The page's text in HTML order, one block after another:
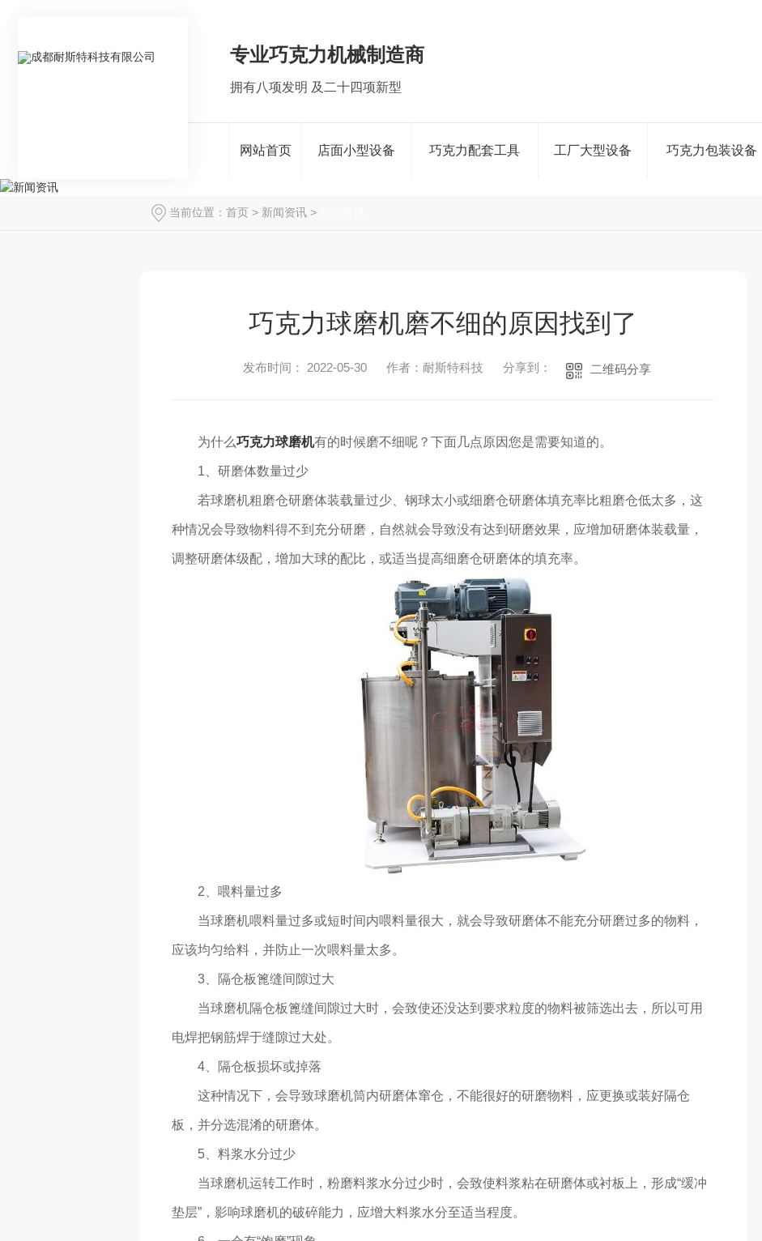
专业巧克力机械制造商
拥有八项发明 及二十四项新型
网站首页 店面小型设备 巧克力配套工具 工厂大型设备 巧克力包装设备
当前位置： 首页 > 新闻资讯 >
巧克力球磨机磨不细的原因找到了
发布时间： 2022-05-30 作者：耐斯特科技 分享到： 二维码分享
为什么巧克力球磨机有的时候磨不细呢？下面几点原因您是需要知道的。
1、研磨体数量过少
若球磨机粗磨仓研磨体装载量过少、钢球太小或细磨仓研磨体填充率比粗磨仓低太多，这
种情况会导致物料得不到充分研磨，自然就会导致没有达到研磨效果，应增加研磨体装载量，
调整研磨体级配，增加大球的配比，或适当提高细磨仓研磨体的填充率。
2、喂料量过多
当球磨机喂料量过多或短时间内喂料量很大，就会导致研磨体不能充分研磨过多的物料，
应该均匀给料，并防止一次喂料量太多。
3、隔仓板篦缝间隙过大
当球磨机隔仓板篦缝间隙过大时，会致使还没达到要求粒度的物料被筛选出去，所以可用
电焊把钢筋焊于缝隙过大处。
4、隔仓板损坏或掉落
这种情况下，会导致球磨机筒内研磨体窜仓，不能很好的研磨物料，应更换或装好隔仓
板，并分选混淆的研磨体。
5、料浆水分过少
当球磨机运转工作时，粉磨料浆水分过少时，会致使料浆粘在研磨体或衬板上，形成“缓冲
垫层”，影响球磨机的破碎能力，应增大料浆水分至适当程度。